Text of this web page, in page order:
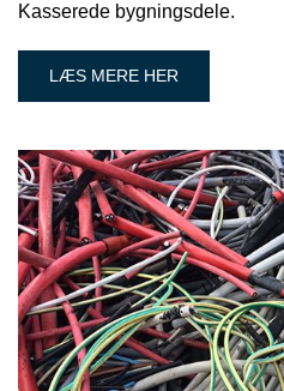
Kasserede bygningsdele.
LÆS MERE HER